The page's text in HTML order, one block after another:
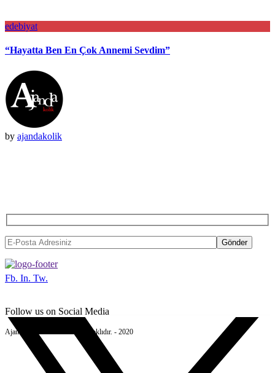
edebiyat
“Hayatta Ben En Çok Annemi Sevdim”
by ajandakolik
Gönder
Fb. In. Tw.
Ajandakolik © Tüm Hakları Saklıdır. - 2020
Follow us on Social Media